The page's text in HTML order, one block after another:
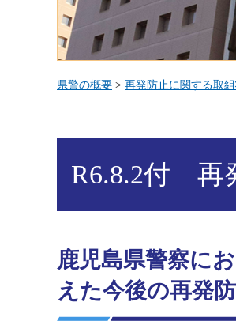
県警の概要 > 再発防止に関する取
R6.8.2付 再
鹿児島県警察に
えた今後の再発